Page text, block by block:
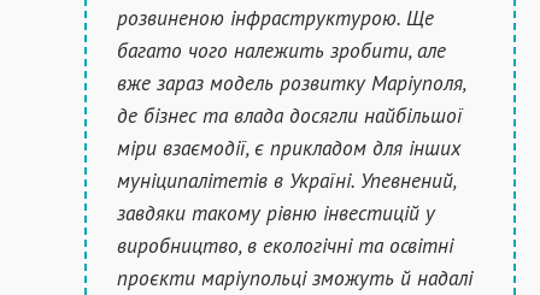
розвиненою інфраструктурою. Ще
багато чого належить зробити, але
вже зараз модель розвитку Маріуполя,
де бізнес та влада досягли найбільшої
міри взаємодії, є прикладом для інших
муніципалітетів в Україні. Упевнений,
завдяки такому рівню інвестицій у
виробництво, в екологічні та освітні
проєкти маріупольці зможуть й надалі